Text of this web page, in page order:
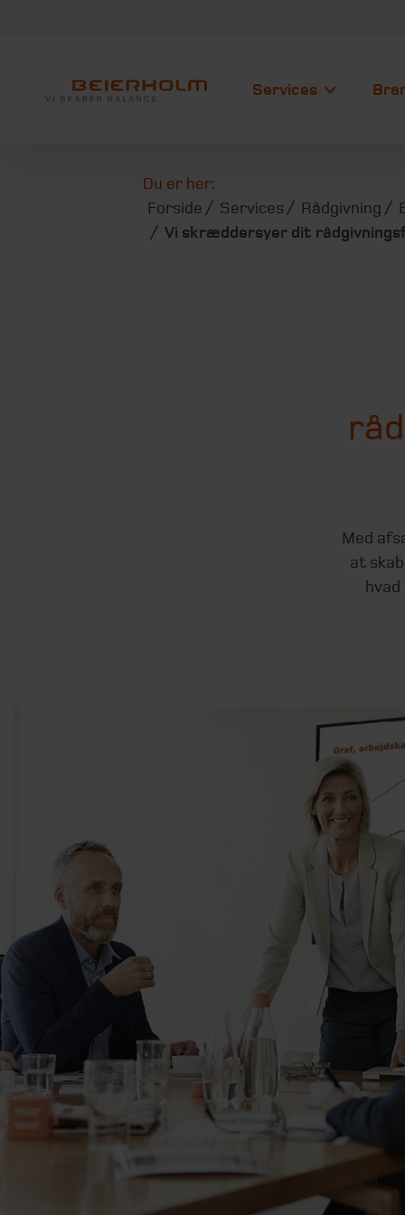
Services
Du er her:
Forside
Services Rådgivning
Vi skræddersyer dit
Med
at